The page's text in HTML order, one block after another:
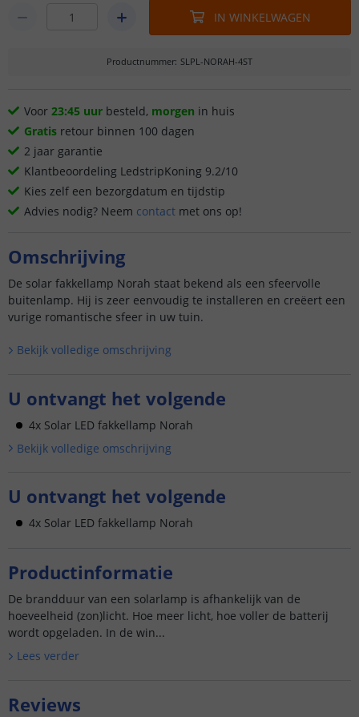
IN WINKELWAGEN
Productnummer: SLPL-NORAH-4ST
Voor 23:45 uur besteld, morgen in huis
Gratis retour binnen 100 dagen
2 jaar garantie
Klantbeoordeling LedstripKoning 9.2/10
Kies zelf een bezorgdatum en tijdstip
Advies nodig? Neem contact met ons op!
Omschrijving
De solar fakkellamp Norah staat bekend als een sfeervolle
buitenlamp. Hij is zeer eenvoudig te installeren en creëert een
vurige romantische sfeer in uw tuin.
Bekijk volledige omschrijving
U ontvangt het volgende
4x Solar LED fakkellamp Norah
Bekijk volledige omschrijving
U ontvangt het volgende
4x Solar LED fakkellamp Norah
Productinformatie
De brandduur van een solarlamp is afhankelijk van de
hoeveelheid (zon)licht. Hoe meer licht, hoe voller de batterij
wordt opgeladen. In de win...
Lees verder
Reviews